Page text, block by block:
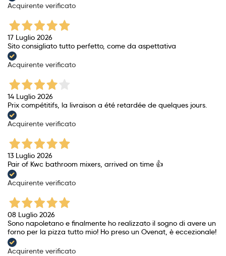
Acquirente verificato
17 Luglio 2026
Sito consigliato tutto perfetto, come da aspettativa
Acquirente verificato
14 Luglio 2026
Prix ​​compétitifs, la livraison a été retardée de quelques jours.
Acquirente verificato
13 Luglio 2026
Pair of Kwc bathroom mixers, arrived on time 👍
Acquirente verificato
08 Luglio 2026
Sono napoletano e finalmente ho realizzato il sogno di avere un
forno per la pizza tutto mio! Ho preso un Ovenat, è eccezionale!
Acquirente verificato